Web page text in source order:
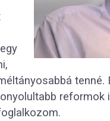
reformok